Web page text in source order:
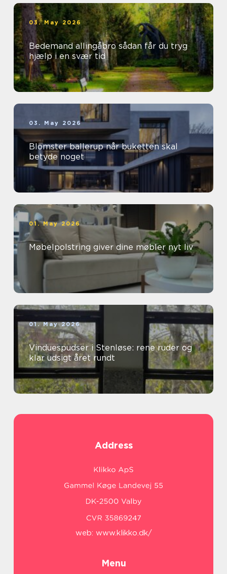
03. May 2026
Bedemand allingåbro sådan får du tryg
hjælp i en svær tid
03. May 2026
Blomster ballerup når buketten skal
betyde noget
01. May 2026
Møbelpolstring giver dine møbler nyt liv
01. May 2026
Vinduespudser i Stenløse: rene ruder og
klar udsigt året rundt
Address
web: www.klikko.dk/
Menu